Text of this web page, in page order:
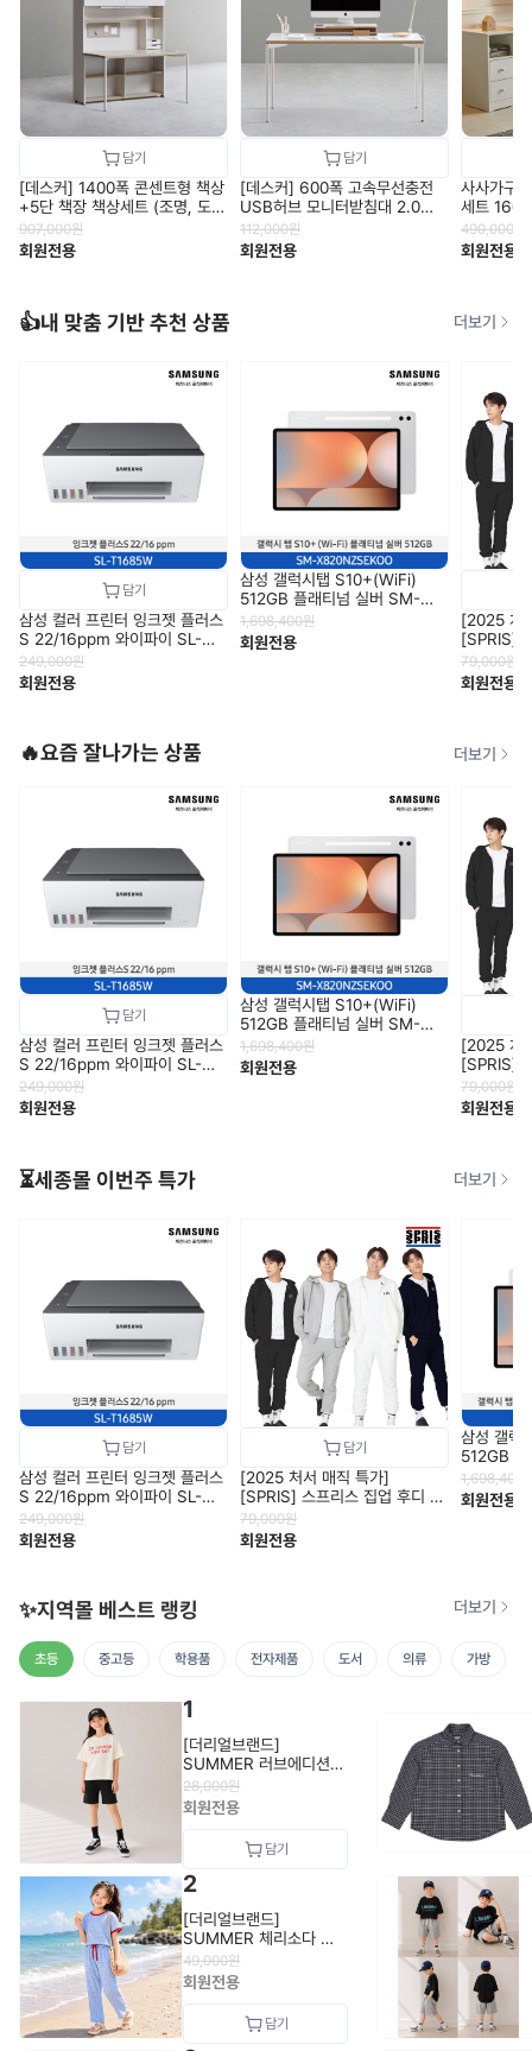
[데스커] 1400폭 콘센트형 책상
+5단 책장 책상세트 (조명, 도어
포함) DSCJ145ALS
907,000원
회원전용
[데스커] 600폭 고속무선충전
USB허브 모니터받침대 2.0
DSABPA06001
112,000원
회원전용
사사가구
세트
S30436
490,000
회원전용
👍내 맞춤 기반 추천 상품 더보기
삼성 컬러 프린터 잉크젯 플러스
S 22/16ppm 와이파이 SL-
T1685W
249,000원
회원전용
삼성 갤럭시탭 S10+(WiFi)
512GB 플래티넘 실버 SM-
X820NZSEKOO
1,698,400원
회원전용
[2025 처
[SPRIS]
거 트레이
1
79,000원
회원전용
🔥요즘 잘나가는 상품 더보기
삼성 컬러 프린터 잉크젯 플러스
S 22/16ppm 와이파이 SL-
T1685W
249,000원
회원전용
삼성 갤럭시탭 S10+(WiFi)
512GB 플래티넘 실버 SM-
X820NZSEKOO
1,698,400원
회원전용
[2025 처
[SPRIS]
거 트레이
1
79,000원
회원전용
⏳세종몰 이번주 특가 더보기
삼성 컬러 프린터 잉크젯 플러스
S 22/16ppm 와이파이 SL-
T1685W
249,000원
회원전용
[2025 처서 매직 특가]
[SPRIS] 스프리스 집업 후디 조
거 트레이닝 상하 세트 4컬러 택
1
79,000원
회원전용
삼성 갤럭
512GB
1,698,400
회원전용
✨지역몰 베스트 랭킹 더보기
초등 중고등 학용품 전자제품 도서 의류 가방
1
[더리얼브랜드]
SUMMER 러브에디션
버뮤다팬츠 -여아
28,000원
회원전용
2
[더리얼브랜드]
SUMMER 체리소다 모
달 파자마 상하세트- 여아
49,000원
회원전용